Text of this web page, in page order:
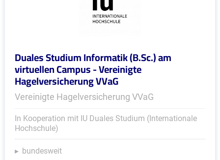
Duales Studium Informatik (B.Sc.) am
virtuellen Campus - Vereinigte
Hagelversicherung VVaG
Vereinigte Hagelversicherung VVaG
In Kooperation mit IU Duales Studium (Internationale
Hochschule)
bundesweit